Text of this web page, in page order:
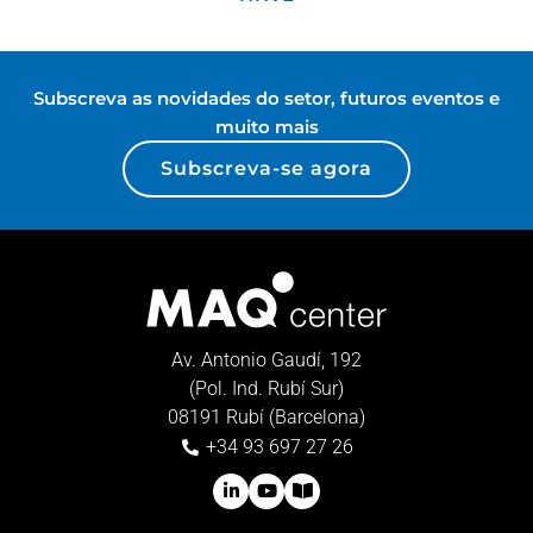
Subscreva as novidades do setor, futuros eventos e
muito mais
Subscreva-se agora
Av. Antonio Gaudí, 192
(Pol. Ind. Rubí Sur)
08191 Rubí (Barcelona)
+34 93 697 27 26